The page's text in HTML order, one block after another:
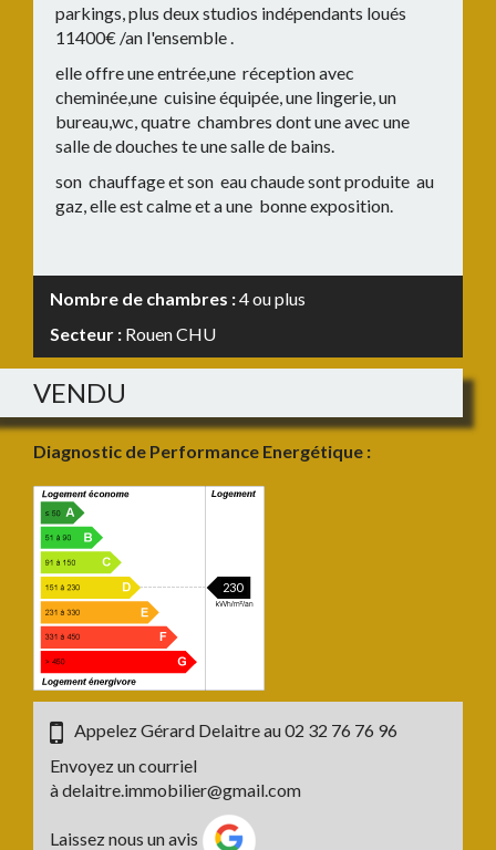
parkings, plus deux studios indépendants loués
11400€ /an l'ensemble .
elle offre une entrée,une réception avec
cheminée,une cuisine équipée, une lingerie, un
bureau,wc, quatre chambres dont une avec une
salle de douches te une salle de bains.
son chauffage et son eau chaude sont produite au
gaz, elle est calme et a une bonne exposition.
Nombre de chambres :4 ou plus
Secteur : Rouen CHU
VENDU
Diagnostic de Performance Energétique :
230
Appelez Gérard Delaitre au02 32 76 76 96
Envoyez un courriel
àdelaitre.immobilier@gmail.com
Laissez nous un avis